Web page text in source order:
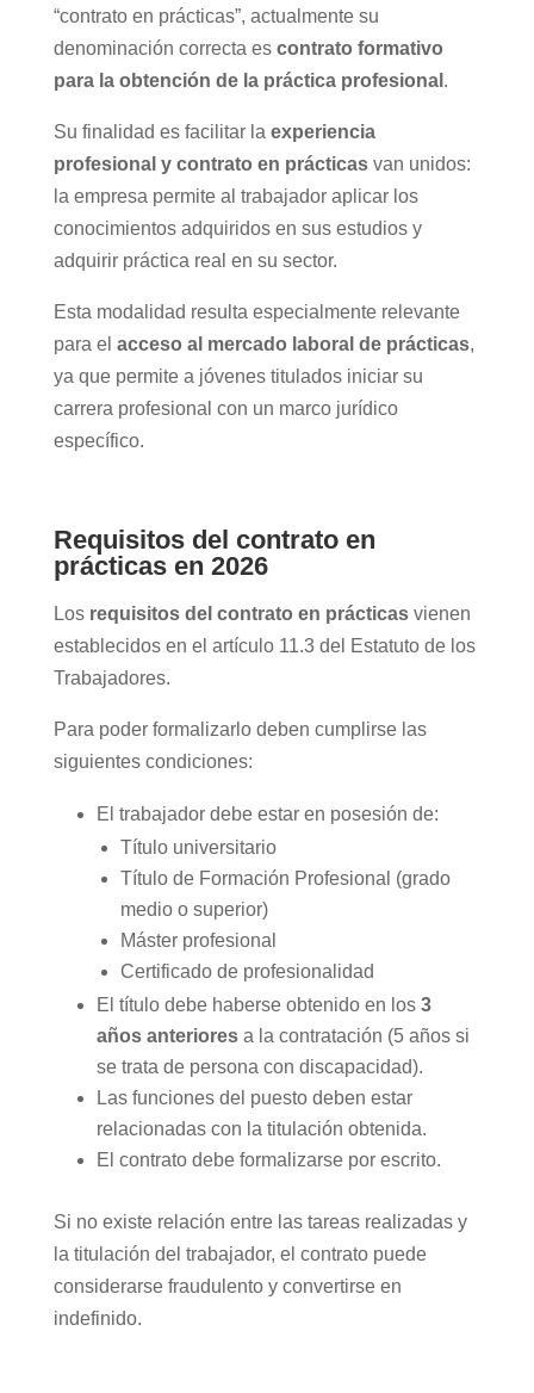
“contrato en prácticas”, actualmente su
denominación correcta es contrato formativo
para la obtención de la práctica profesional .
Su finalidad es facilitar la experiencia
profesional y contrato en prácticasvan unidos:
la empresa permite al trabajador aplicar los
conocimientos adquiridos en sus estudios y
adquirir práctica real en su sector.
Esta modalidad resulta especialmente relevante
para el acceso al mercado laboral de prácticas,
ya que permite a jóvenes titulados iniciar su
carrera profesional con un marco jurídico
específico.
Requisitos del contrato en
prácticas en 2026
Los requisitos del contrato en prácticasvienen
establecidos en el artículo 11.3 del Estatuto de los
Trabajadores.
Para poder formalizarlo deben cumplirse las
siguientes condiciones:
El trabajador debe estar en posesión de:
Título universitario
Título de Formación Profesional (grado
medio o superior)
Máster profesional
Certificado de profesionalidad
El título debe haberse obtenido en los 3
años anterioresa la contratación (5 años si
se trata de persona con discapacidad).
Las funciones del puesto deben estar
relacionadas con la titulación obtenida.
El contrato debe formalizarse por escrito.
Si no existe relación entre las tareas realizadas y
la titulación del trabajador, el contrato puede
considerarse fraudulento y convertirse en
indefinido.